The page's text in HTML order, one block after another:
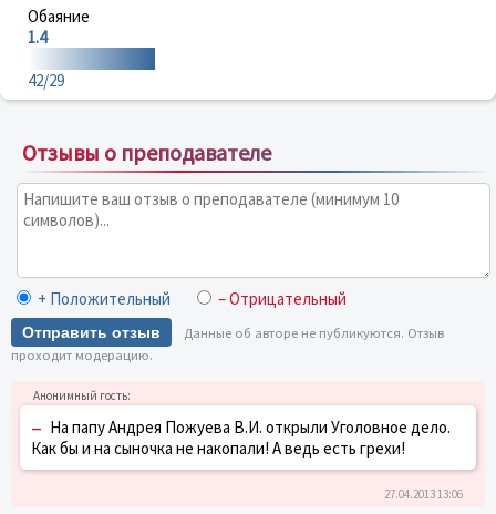
Обаяние
1.4
42/29
Отзывы о преподавателе
+ Положительный – Отрицательный
Отправить отзыв
Данные об авторе не публикуются. Отзыв
проходит модерацию.
– На папу Андрея Пожуева В.И. открыли Уголовное дело.
Как бы и на сыночка не накопали! А ведь есть грехи!
27.04.2013 13:06